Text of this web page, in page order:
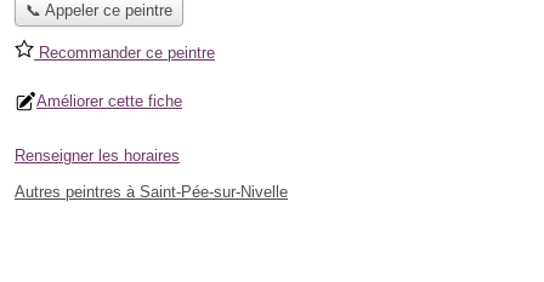
📞 Appeler ce peintre
Recommander ce peintre
Améliorer cette fiche
Renseigner les horaires
Autres peintres à Saint-Pée-sur-Nivelle